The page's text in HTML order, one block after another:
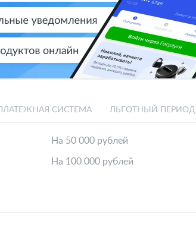
ПЛАТЕЖНАЯ СИСТЕМА ЛЬГОТНЫЙ ПЕРИОД
На 50 000 рублей
На 100 000 рублей